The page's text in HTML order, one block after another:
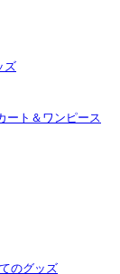
ズ
ート＆ワンピース
のグッズ